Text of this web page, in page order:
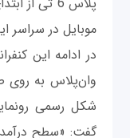
موبایل در سراسر
در ادامه این
شکل رسمی
گفت: «سطح